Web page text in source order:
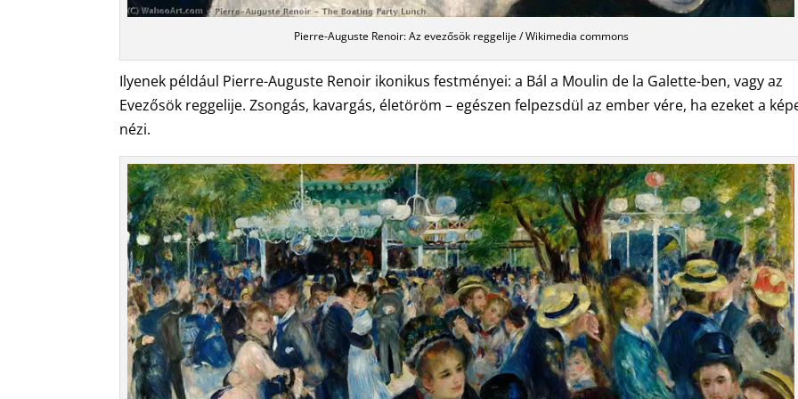
Pierre-Auguste Renoir: Az evezősök reggelije / Wikimedia commons
Ilyenek például Pierre-Auguste Renoir ikonikus festményei: a Bál a Moulin de la Galette-ben, vagy az
Evezősök reggelije. Zsongás, kavargás, életöröm – egészen felpezsdül az ember vére, ha ezeket a
nézi.